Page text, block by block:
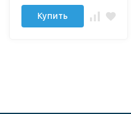
Купить